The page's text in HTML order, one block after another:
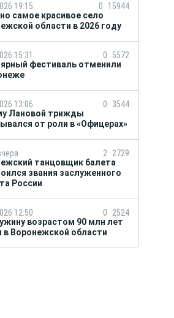
19:15 0
15944
самое красивое село
области в 2026 году
15:31 0 5572
фестиваль отменили
13:06 0
3544
Лановой трижды
от роли в «Офицерах»
2
2729
танцовщик балета
звания заслуженного
России
12:50 0
2524
возрастом 90 млн лет
в Воронежской области